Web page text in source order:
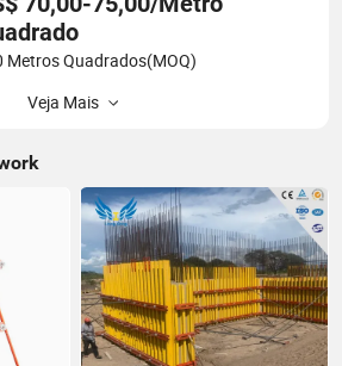
Metros Quadrados(MOQ)
Veja Mais